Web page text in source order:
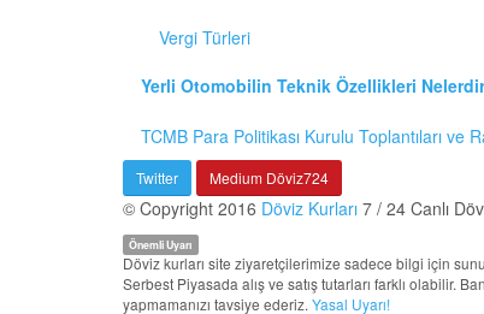
Vergi Türleri
Yerli Otomobilin Teknik Özellikleri
TCMB Para Politikası Kurulu Toplantıları ve
Twitter Medium Döviz724
© Copyright 2016 Döviz Kurları 7 / 24 Canlı
Önemli Uyarı
Döviz kurları site ziyaretçilerimize sadece bilgi için
Serbest Piyasada alış ve satış tutarları farklı olabilir.
yapmamanızı tavsiye ederiz. Yasal Uyarı!